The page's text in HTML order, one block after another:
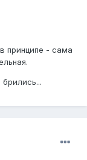
принципе - сама